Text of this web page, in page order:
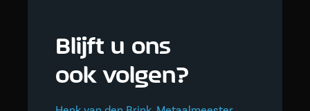
Blijft u ons
ook volgen?